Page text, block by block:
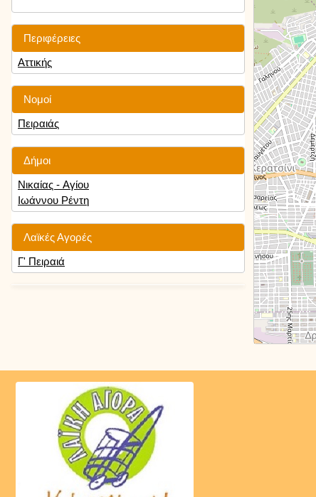
Περιφέρειες
Αττικής
Νομοί
Πειραιάς
Δήμοι
Νικαίας - Αγίου
Ιωάννου Ρέντη
Λαϊκές Αγορές
Γ' Πειραιά